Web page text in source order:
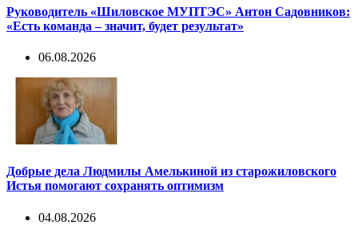
Руководитель «Шиловское МУПТЭС» Антон Садовников:
«Есть команда – значит, будет результат»
06.08.2026
Добрые дела Людмилы Амелькиной из старожиловского
Истья помогают сохранять оптимизм
04.08.2026